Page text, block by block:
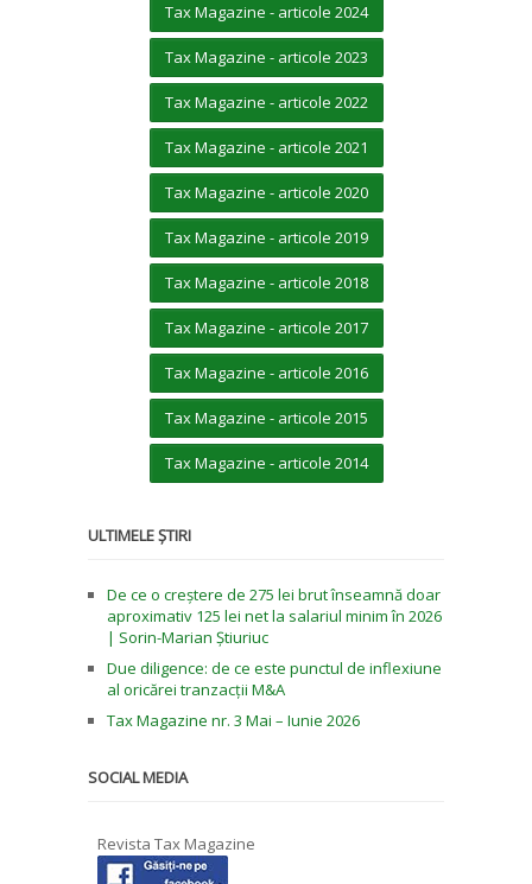
Tax Magazine - articole 2024
Tax Magazine - articole 2023
Tax Magazine - articole 2022
Tax Magazine - articole 2021
Tax Magazine - articole 2020
Tax Magazine - articole 2019
Tax Magazine - articole 2018
Tax Magazine - articole 2017
Tax Magazine - articole 2016
Tax Magazine - articole 2015
Tax Magazine - articole 2014
ULTIMELE ȘTIRI
De ce o creștere de 275 lei brut înseamnă doar
aproximativ 125 lei net la salariul minim în 2026
| Sorin-Marian Știuriuc
Due diligence: de ce este punctul de inflexiune
al oricărei tranzacții M&A
Tax Magazine nr. 3 Mai – Iunie 2026
SOCIAL MEDIA
Revista Tax Magazine